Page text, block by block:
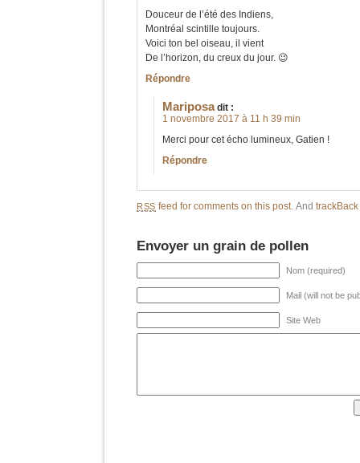
Douceur de l’été des Indiens,
Montréal scintille toujours.
Voici ton bel oiseau, il vient
De l’horizon, du creux du jour. 😉
Répondre
Mariposa dit :
1 novembre 2017 à 11 h 39 min
Merci pour cet écho lumineux, Gatien !
Répondre
RSS feed for comments on this post. And
Envoyer un grain de pollen
Nom (required)
Mail (will not be
Site Web